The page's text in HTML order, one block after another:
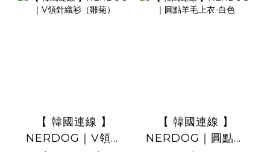
【 韓國連線 】
NERDOG｜V領針
【 韓國連線 】
NERDOG｜圓點羊